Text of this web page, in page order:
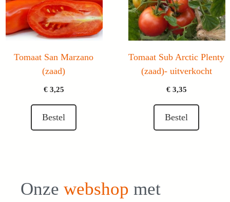
Tomaat San Marzano
(zaad)
€3,25
Bestel
Tomaat Sub Arctic Plenty
(zaad)- uitverkocht
€3,35
Bestel
Onze webshop met